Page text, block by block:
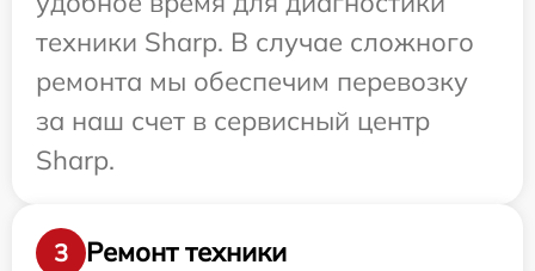
техники Sharp. В случае сложного
ремонта мы обеспечим перевозку
за наш счет в сервисный центр
Sharp.
3
Ремонт техники